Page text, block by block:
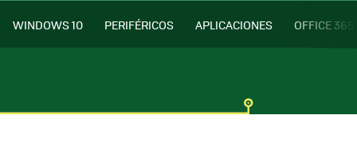
WINDOWS 10 PERIFÉRICOS APLICACIONES OFFICE 365